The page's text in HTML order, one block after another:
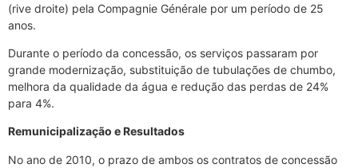
(rive droite) pela Compagnie Générale por um período de 25
anos.
Durante o período da concessão, os serviços passaram por
grande modernização, substituição de tubulações de chumbo,
melhora da qualidade da água e redução das perdas de 24%
para 4%.
Remunicipalização e Resultados
No ano de 2010, o prazo de ambos os contratos de concessão